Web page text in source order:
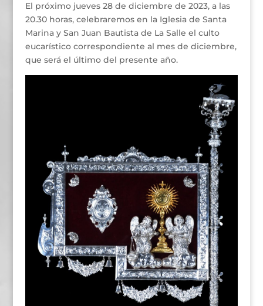
El próximo jueves 28 de diciembre de 2023, a las
20.30 horas, celebraremos en la Iglesia de Santa
Marina y San Juan Bautista de La Salle el culto
eucarístico correspondiente al mes de diciembre,
que será el último del presente año.